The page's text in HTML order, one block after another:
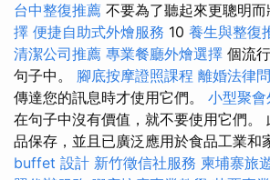
台中整復推薦 不要為了聽起來更聰明而
擇 便捷自助式外燴服務 10 養生與整復
清潔公司推薦 專業餐廳外燴選擇 個流
句子中。 腳底按摩證照課程 離婚法律
傳達您的訊息時才使用它們。 小型聚
在句子中沒有價值，就不要使用它們。
品保存，並且已廣泛應用於食品工業和
buffet 設計 新竹徵信社服務 柬埔寨旅